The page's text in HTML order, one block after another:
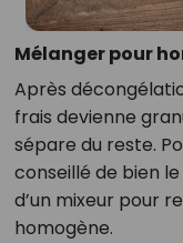
Mélanger pour
Après
frais devienne
sépare du reste.
conseillé de bien le
d’un mixeur pour
homogène.